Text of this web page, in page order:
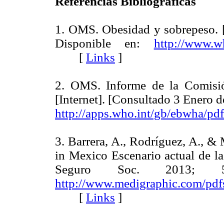
1. OMS. Obesidad y
Disponible en: http://
[ Links ]
2. OMS. Informe de la
[Internet]. [Consultado 3 Enero
http://apps.who.int/gb/ebwha/
3. Barrera, A., Rodríguez, A., &
in Mexico Escenario actual de
Seguro Soc. 2013;
http://www.medigraphic.com/
[ Links ]